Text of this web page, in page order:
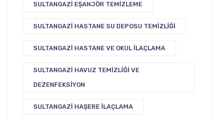
SULTANGAZI EŞANJÖR TEMIZLEME
SULTANGAZI HASTANE SU DEPOSU TEMIZLIĞI
SULTANGAZI HASTANE VE OKUL İLAÇLAMA
SULTANGAZI HAVUZ TEMIZLIĞI VE
DEZENFEKSIYON
SULTANGAZI HAŞERE İLAÇLAMA